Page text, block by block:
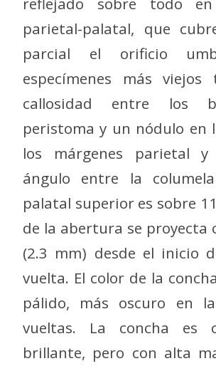
parietal-palatal, que
parcial el orificio
especímenes más viejos
callosidad entre los
peristoma y un nódulo en
los márgenes parietal
ángulo entre la
palatal superior es sobre
de la abertura se proyecta
(2.3 mm) desde el inicio
vuelta. El color de la
pálido, más oscuro en
vueltas. La concha es
brillante, pero con alta